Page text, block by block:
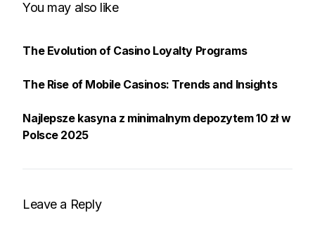
You may also like
The Evolution of Casino Loyalty Programs
The Rise of Mobile Casinos: Trends and Insights
Najlepsze kasyna z minimalnym depozytem 10 zł w
Polsce 2025
Leave a Reply